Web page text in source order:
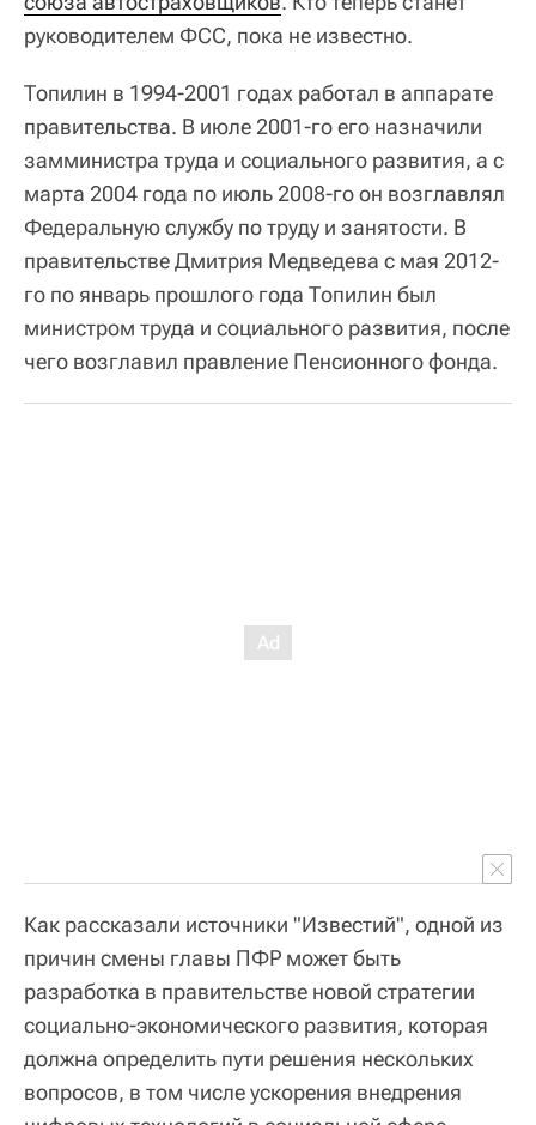
руководителем ФСС, пока не известно.
Топилин в 1994-2001 годах работал в аппарате
правительства. В июле 2001-го его назначили
замминистра труда и социального развития, а с
марта 2004 года по июль 2008-го он возглавлял
Федеральную службу по труду и занятости. В
правительстве Дмитрия Медведева с мая 2012-
го по январь прошлого года Топилин был
министром труда и социального развития, после
чего возглавил правление Пенсионного фонда.
Как рассказали источники "Известий", одной из
причин смены главы ПФР может быть
разработка в правительстве новой стратегии
социально-экономического развития, которая
должна определить пути решения нескольких
вопросов, в том числе ускорения внедрения